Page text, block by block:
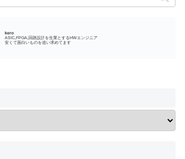
kero
ASIC,FPGA,回路設計を生業とするHWエンジニア
安くて面白いものを追い求めてます